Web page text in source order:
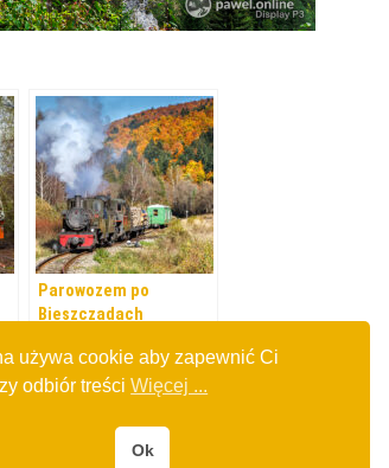
Parowozem po
Bieszczadach
używa cookie aby zapewnić Ci
odbiór treściWięcej ...
Ok